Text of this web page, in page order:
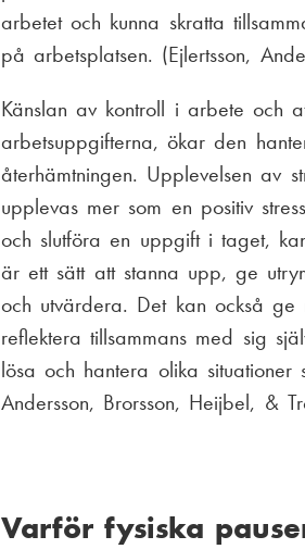
arbetet och kunna skratta
på arbetsplatsen. (Ejlertsson,
Känslan av kontroll i arbete och
arbetsuppgifterna, ökar den
återhämtningen. Upplevelsen av
upplevas mer som en positiv
och slutföra en uppgift i taget,
är ett sätt att stanna upp, ge
och utvärdera. Det kan också
reflektera tillsammans med sig
lösa och hantera olika situationer
Andersson, Brorsson, Heijbel, &
Varför fysiska